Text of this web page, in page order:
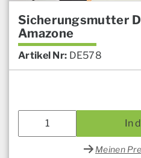
Sicherungsmutter
Amazone
Artikel Nr: DE578
In
Meinen